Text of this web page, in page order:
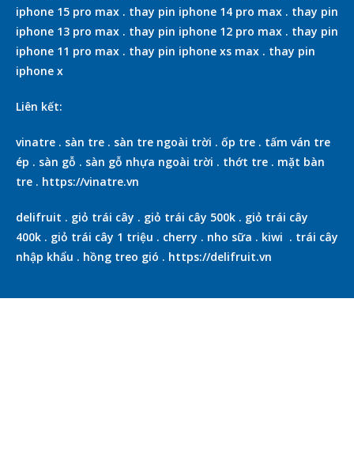
iphone 15 pro max . thay pin iphone 14 pro max . thay pin
iphone 13 pro max . thay pin iphone 12 pro max . thay pin
iphone 11 pro max . thay pin iphone xs max . thay pin
iphone x
Liên kết:
vinatre . sàn tre . sàn tre ngoài trời . ốp tre . tấm ván tre
ép . sàn gỗ . sàn gỗ nhựa ngoài trời . thớt tre . mặt bàn
tre . https://vinatre.vn
delifruit . giỏ trái cây . giỏ trái cây 500k . giỏ trái cây
400k . giỏ trái cây 1 triệu . cherry . nho sữa . kiwi . trái cây
nhập khẩu . hồng treo gió . https://delifruit.vn